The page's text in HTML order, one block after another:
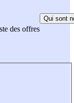
des offres
Qui sont